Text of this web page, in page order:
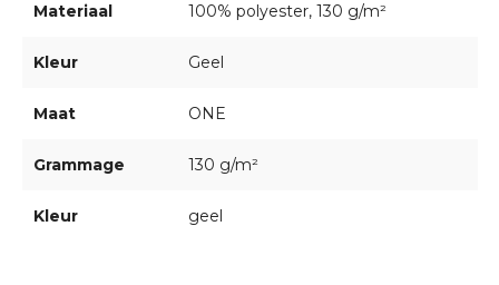
Materiaal 100% polyester, 130 g/m²
Kleur Geel
Maat ONE
Grammage 130 g/m²
Kleur geel